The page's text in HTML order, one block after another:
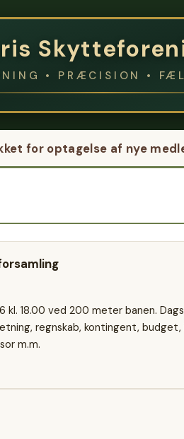
• PRÆCISION •
for optagelse af nye
kl. 18.00 ved 200 meter banen.
regnskab, kontingent, budget,
m.m.